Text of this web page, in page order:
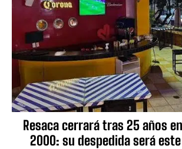
Resaca cerrará tras 25 años
2000: su despedida será